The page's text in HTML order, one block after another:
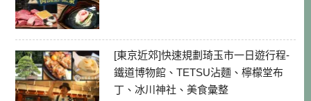
[東京近郊]快速規劃琦玉市一日遊行程-
鐵道博物館、TETSU沾麵、檸檬堂布
丁、冰川神社、美食彙整